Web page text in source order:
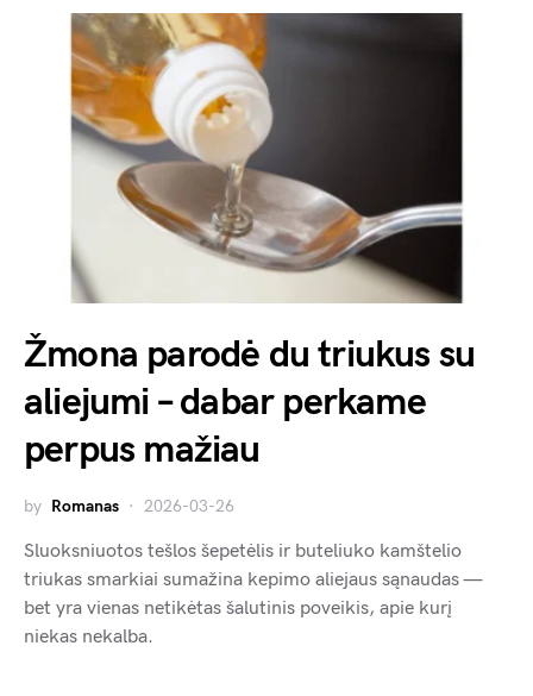
Žmona parodė du triukus su
aliejumi – dabar perkame
perpus mažiau
by Romanas 2026-03-26
Sluoksniuotos tešlos šepetėlis ir buteliuko kamštelio
triukas smarkiai sumažina kepimo aliejaus sąnaudas —
bet yra vienas netikėtas šalutinis poveikis, apie kurį
niekas nekalba.